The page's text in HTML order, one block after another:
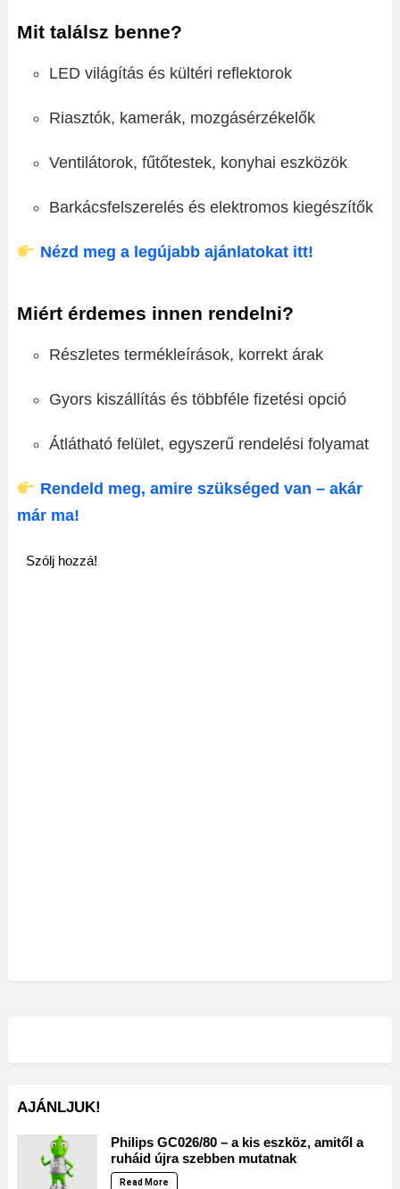
Mit találsz benne?
LED világítás és kültéri reflektorok
Riasztók, kamerák, mozgásérzékelők
Ventilátorok, fűtőtestek, konyhai eszközök
Barkácsfelszerelés és elektromos kiegészítők
Nézd meg a legújabb ajánlatokat itt!
Miért érdemes innen rendelni?
Részletes termékleírások, korrekt árak
Gyors kiszállítás és többféle fizetési opció
Átlátható felület, egyszerű rendelési folyamat
Rendeld meg, amire szükséged van – akár
már ma!
Szólj hozzá!
AJÁNLJUK!
Philips GC026/80 – a kis eszköz, amitől a
ruháid újra szebben mutatnak
Read More